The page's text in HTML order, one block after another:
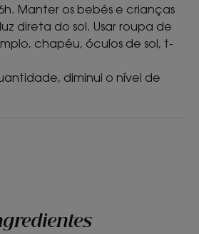
Manter os bebés e crianças
direta do sol. Usar roupa de
chapéu, óculos de sol, t-
diminui o nível de